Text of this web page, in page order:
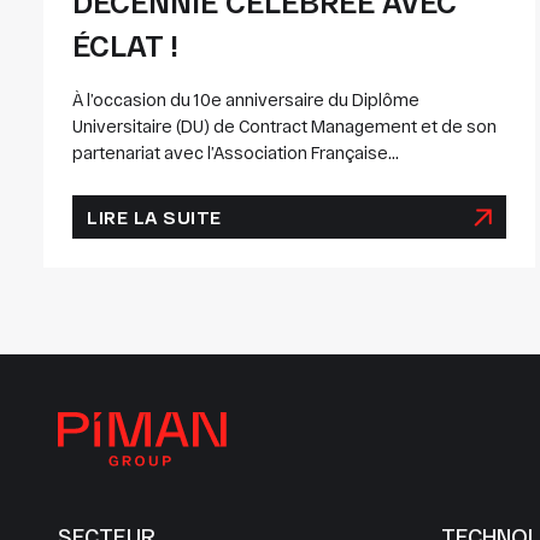
ÉCLAT !
À l’occasion du 10e anniversaire du Diplôme
Universitaire (DU) de Contract Management et de son
partenariat avec l’Association Française...
LIRE LA SUITE